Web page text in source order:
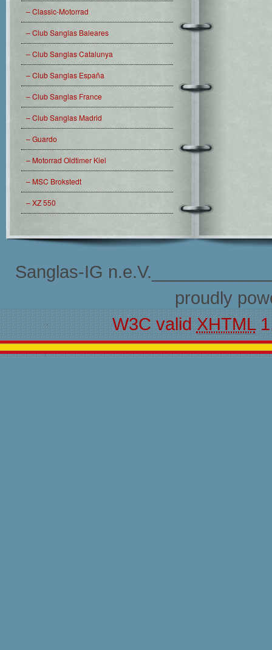
– Classic-Motorrad
– Club Sanglas Baleares
– Club Sanglas Catalunya
– Club Sanglas España
– Club Sanglas France
– Club Sanglas Madrid
– Guardo
– Motorrad Oldtimer Kiel
– MSC Brokstedt
– XZ 550
Sanglas-IG
proudly
W3C validXHTML